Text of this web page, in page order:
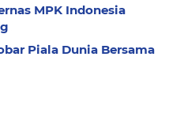
MPK Indonesia
Piala Dunia Bersama